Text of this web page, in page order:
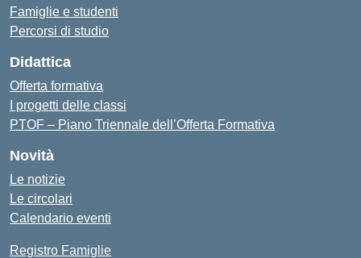
Famiglie e studenti
Percorsi di studio
Didattica
Offerta formativa
I progetti delle classi
PTOF – Piano Triennale dell’Offerta Formativa
Novità
Le notizie
Le circolari
Calendario eventi
Registro Famiglie